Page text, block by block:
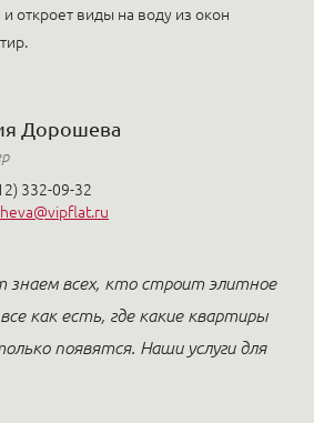
откроет виды на воду из окон
Дорошева
332-09-32
знаем всех, кто строит элитное
как есть, где какие квартиры
появятся. Наши услуги для